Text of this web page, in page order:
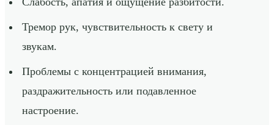
Тремор рук, чувствительность к свету и
звукам.
Проблемы с концентрацией внимания,
раздражительность или подавленное
настроение.